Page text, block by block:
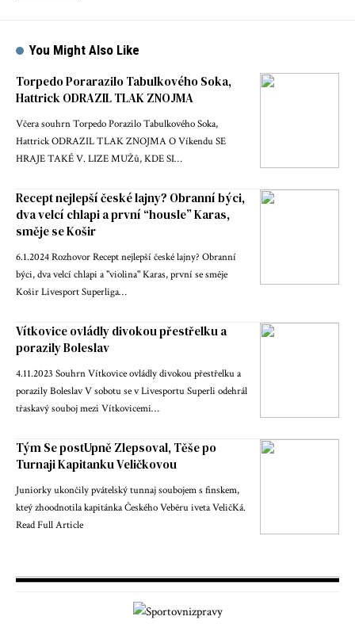
You Might Also Like
Torpedo Porarazilo Tabulkového Soka,
Hattrick ODRAZIL TLAK ZNOJMA
Včera souhrn Torpedo Porazilo Tabulkového Soka,
Hattrick ODRAZIL TLAK ZNOJMA O Víkendu SE
HRAJE TAKÉ V. LIZE MUŽů, KDE SI…
Recept nejlepší české lajny? Obranní býci,
dva velcí chlapi a první “housle” Karas,
směje se Košir
6.1.2024 Rozhovor Recept nejlepší české lajny? Obranní
býci, dva velcí chlapi a "violina" Karas, první se směje
Košir Livesport Superliga…
Vítkovice ovládly divokou přestřelku a
porazily Boleslav
4.11.2023 Souhrn Vítkovice ovládly divokou přestřelku a
porazily Boleslav V sobotu se v Livesportu Superli odehrál
třaskavý souboj mezi Vítkovicemi…
Tým Se postUpně Zlepsoval, Těše po
Turnaji Kapitanku Veličkovou
Juniorky ukončily pvátelský tunnaj soubojem s finskem,
kteý zhoodnotila kapitánka Českého Veběru iveta VeličKá.
Read Full Article